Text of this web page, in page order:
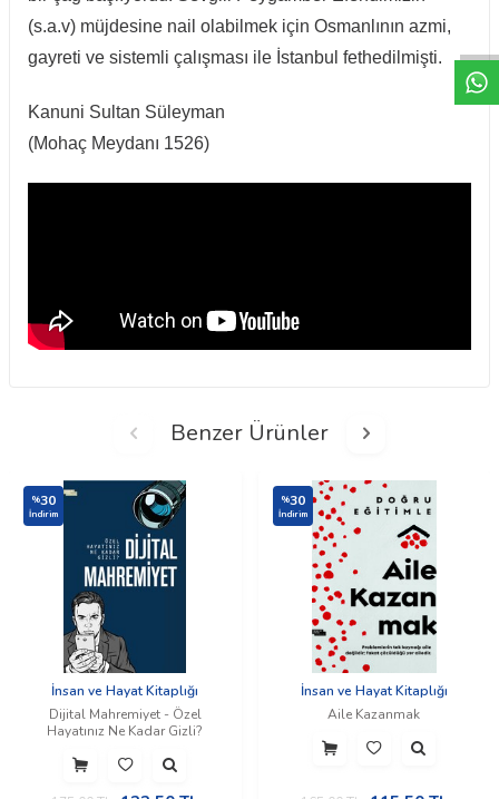
(s.a.v) müjdesine nail olabilmek için Osmanlının azmi,
gayreti ve sistemli çalışması ile İstanbul fethedilmişti.
Kanuni Sultan Süleyman
(Mohaç Meydanı 1526)
Benzer Ürünler
%30
İndirim
İnsan ve Hayat Kitaplığı
Dijital Mahremiyet - Özel
Hayatınız Ne Kadar Gizli?
%30
İndirim
İnsan ve Hayat Kitaplığı
Aile Kazanmak